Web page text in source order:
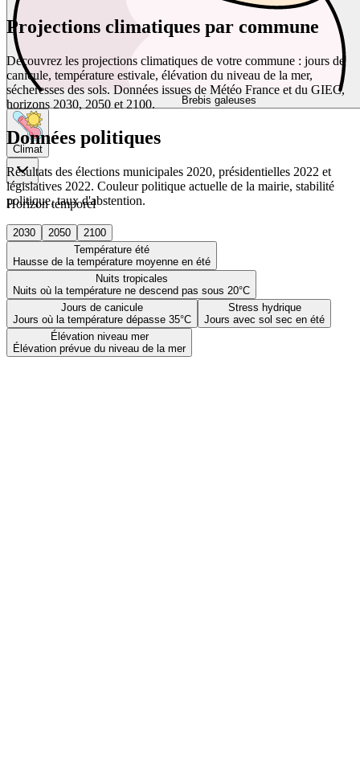
Brebis galeuses
Climat
Horizon temporel
2030 2050
2100
Température été
Hausse de la température moyenne en été
Nuits tropicales
Nuits où la température ne descend pas sous 20°C
Jours de canicule
Jours où la température dépasse 35°C
Stress hydrique
Jours avec sol sec en été
Élévation niveau mer
Élévation prévue du niveau de la mer
Projections climatiques par commune
Découvrez les projections climatiques de votre commune : jours de
canicule, température estivale, élévation du niveau de la mer,
sécheresses des sols. Données issues de Météo France et du GIEC,
horizons 2030, 2050 et 2100.
Données politiques
Résultats des élections municipales 2020, présidentielles 2022 et
législatives 2022. Couleur politique actuelle de la mairie, stabilité
politique, taux d'abstention.